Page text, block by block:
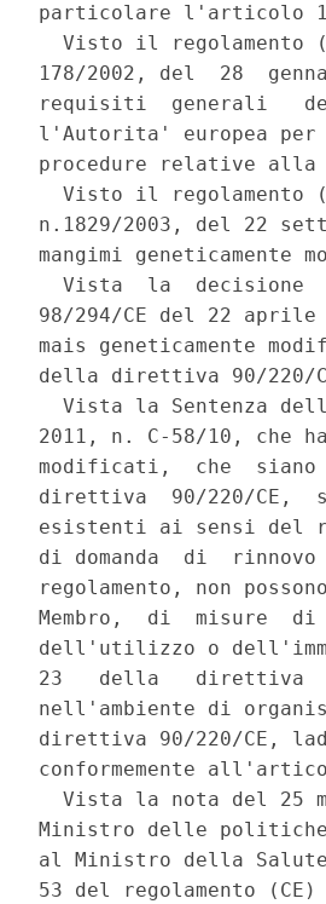
particolare l'articolo
Visto il regolamento
178/2002, del  28
requisiti  generali
l'Autorita' europea
procedure relative
Visto il regolamento
n.1829/2003, del 22
mangimi geneticamente
Vista  la  decisione
98/294/CE del 22 aprile
mais geneticamente
della direttiva 90/220/
Vista la Sentenza
2011, n. C-58/10, che
modificati,  che
direttiva  90/220/CE,
esistenti ai sensi del
di domanda  di
regolamento, non
Membro,  di  misure
dell'utilizzo o
23   della   direttiva
nell'ambiente di
direttiva 90/220/CE,
conformemente
Vista la nota del 25
Ministro delle
al Ministro della
53 del regolamento (CE)